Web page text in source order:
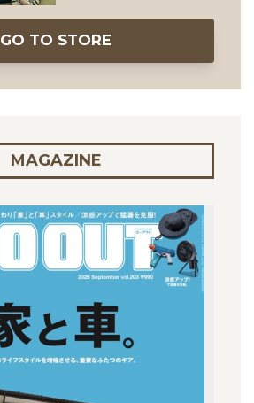
GO TO STORE
MAGAZINE